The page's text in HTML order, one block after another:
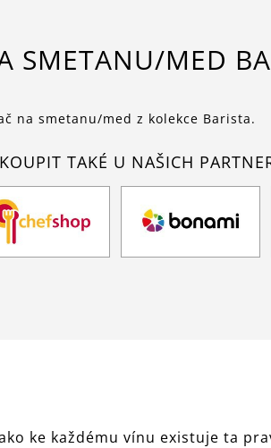
SMETANU/MED
na smetanu/med z kolekce Barista.
TAKÉ U NAŠICH
ke každému vínu existuje ta